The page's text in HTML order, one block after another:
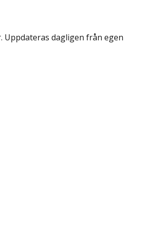
Uppdateras dagligen från egen